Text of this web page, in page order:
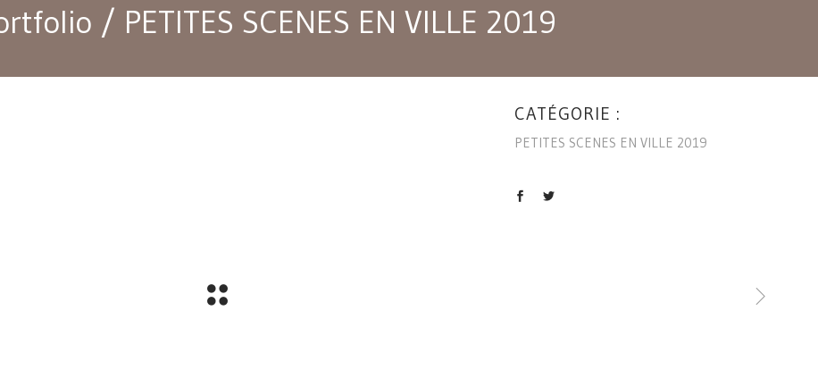
/ PETITES SCENES EN VILLE 2019
CATÉGORIE :
PETITES SCENES EN VILLE 2019